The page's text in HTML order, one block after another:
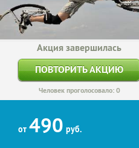
Акция завершилась
ПОВТОРИТЬ АКЦИЮ
Человек проголосовало: 0
от 490 руб.